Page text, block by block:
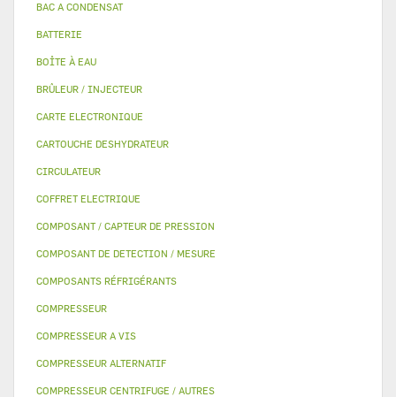
BAC A CONDENSAT
BATTERIE
BOÎTE À EAU
BRÛLEUR / INJECTEUR
CARTE ELECTRONIQUE
CARTOUCHE DESHYDRATEUR
CIRCULATEUR
COFFRET ELECTRIQUE
COMPOSANT / CAPTEUR DE PRESSION
COMPOSANT DE DETECTION / MESURE
COMPOSANTS RÉFRIGÉRANTS
COMPRESSEUR
COMPRESSEUR A VIS
COMPRESSEUR ALTERNATIF
COMPRESSEUR CENTRIFUGE / AUTRES